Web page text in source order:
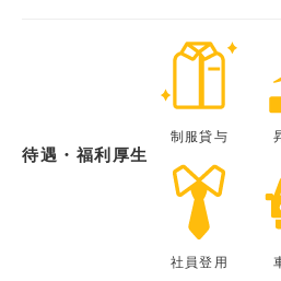
待遇・福利厚生
制服貸与
社員登用